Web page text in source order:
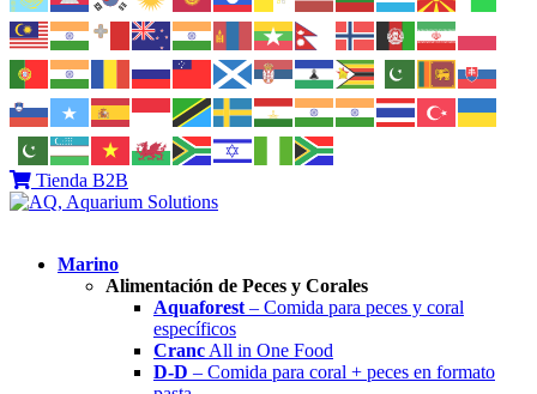
Tienda B2B
Marino
Alimentación de Peces y Corales
Aquaforest – Comida para peces y coral
específicos
Cranc All in One Food
D-D – Comida para coral + peces en formato